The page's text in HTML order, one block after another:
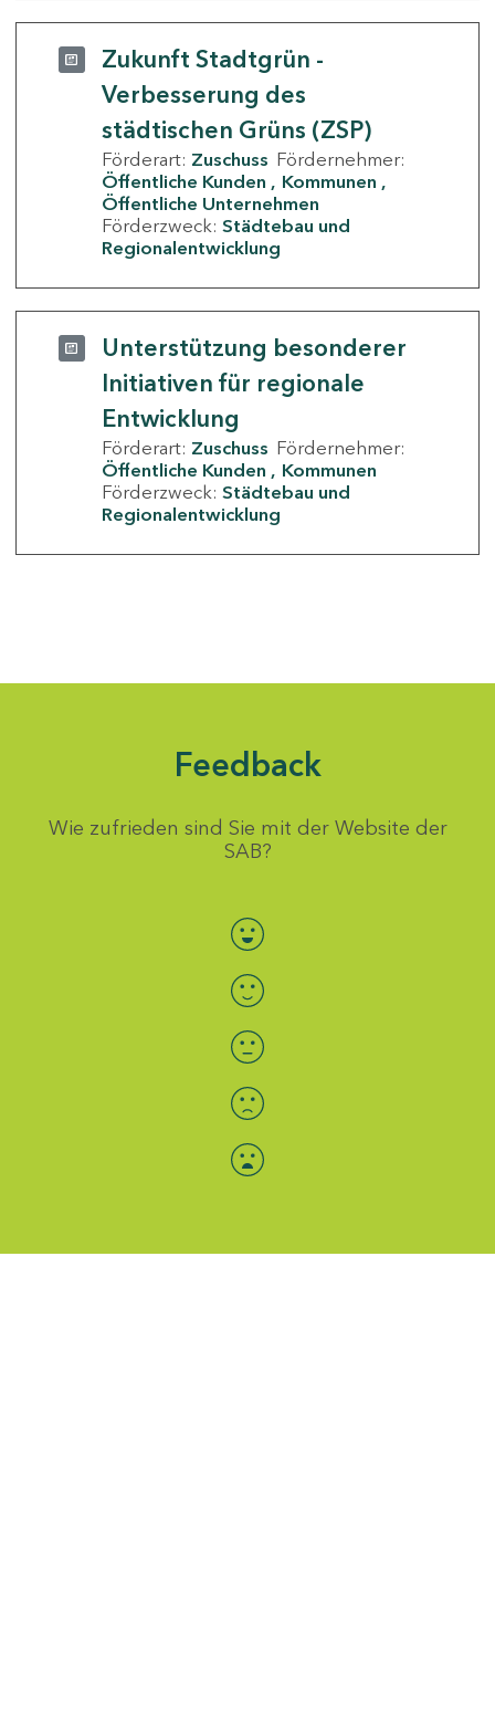
Zukunft Stadtgrün -
Verbesserung des
städtischen Grüns (ZSP)
Förderart: Zuschuss Fördernehmer:
Öffentliche Kunden
Kommunen
Öffentliche Unternehmen
Förderzweck: Städtebau und
Regionalentwicklung
Unterstützung besonderer
Initiativen für regionale
Entwicklung
Förderart: Zuschuss Fördernehmer:
Öffentliche Kunden
Kommunen
Förderzweck: Städtebau und
Regionalentwicklung
Feedback
Wie zufrieden sind Sie mit der Website der
SAB?
Bewertung auswählen